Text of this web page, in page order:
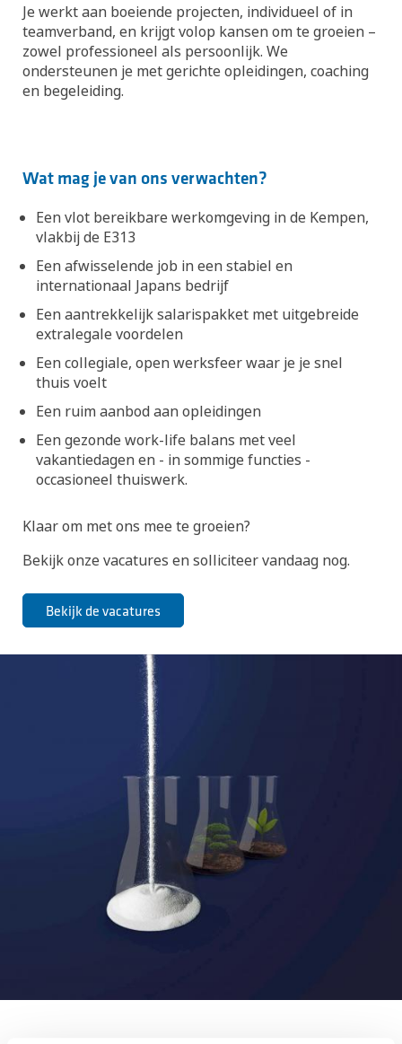
Je werkt aan boeiende projecten, individueel of in
teamverband, en krijgt volop kansen om te groeien –
zowel professioneel als persoonlijk. We
ondersteunen je met gerichte opleidingen, coaching
en begeleiding.
Wat mag je van ons verwachten?
Een vlot bereikbare werkomgeving in de Kempen,
vlakbij de E313
Een afwisselende job in een stabiel en
internationaal Japans bedrijf
Een aantrekkelijk salarispakket met uitgebreide
extralegale voordelen
Een collegiale, open werksfeer waar je je snel
thuis voelt
Een ruim aanbod aan opleidingen
Een gezonde work-life balans met veel
vakantiedagen en - in sommige functies -
occasioneel thuiswerk.
Klaar om met ons mee te groeien?
Bekijk onze vacatures en solliciteer vandaag nog.
Bekijk de vacatures